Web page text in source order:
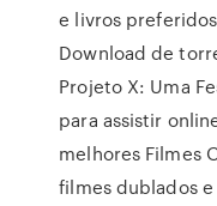
e livros
Download de
Projeto X: Uma
para assistir
melhores Filmes
filmes dublados